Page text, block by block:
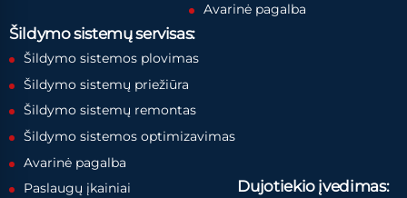
Avarinė pagalba
Šildymo sistemų servisas:
Šildymo sistemos plovimas
Šildymo sistemų priežiūra
Šildymo sistemų remontas
Šildymo sistemos optimizavimas
Avarinė pagalba
Paslaugų įkainiai
Dujotiekio įvedimas: